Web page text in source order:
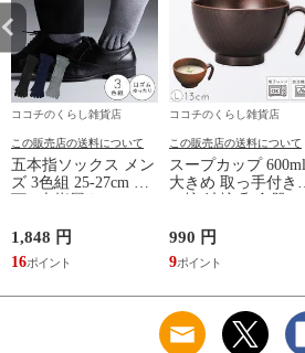
ココチのくらし雑貨店
この販売店の送料について
五本指ソックス メン
ズ 3色組 25-27cm 靴
い ベーシックカラー
ゆったりメッシュメ
ンズ5本指ソックス
1,848 円
16
ココチのくらし雑貨店
この販売店の送料について
スープカップ 600ml
大きめ 取っ手付き
対応 レンジ 割れな
い 軽い 木目 Natule
レンジ手付木目椀 L
990 円
9